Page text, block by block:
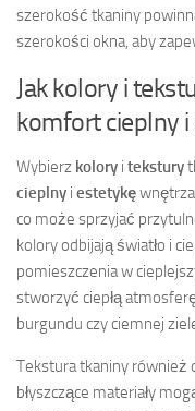
szerokość tkaniny
szerokości okna, aby
Jak kolory i
komfort cieplny
Wybierz kolory i tekstury
cieplny i estetykę
co może sprzyjać
kolory odbijają światło i
pomieszczenia w
stworzyć ciepłą
burgundu czy ciemnej
Tekstura tkaniny również
błyszczące materiały